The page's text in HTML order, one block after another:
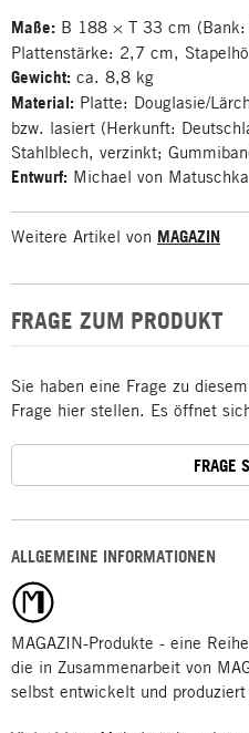
ALLGEMEINE INFORMATIONEN
MAGAZIN-Produkte - eine
die in Zusammenarbeit von
selbst entwickelt und produziert
Maße: B 188 × T 33 cm
Plattenstärke: 2,7 cm,
Gewicht: ca. 8,8 kg
Material: Platte: Douglasie/
bzw. lasiert (Herkunft:
Stahlblech, verzinkt;
Entwurf: Michael von Matuschka
Weitere Artikel von MAGAZIN
FRAGE ZUM PRODUKT
Sie haben eine Frage zu
Frage hier stellen. Es öffnet
FRAGE